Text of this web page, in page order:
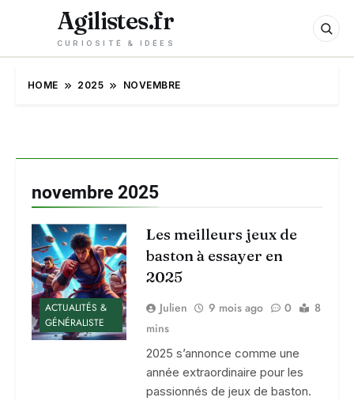
Agilistes.fr
CURIOSITÉ & IDÉES
HOME 2025 NOVEMBRE
novembre 2025
ACTUALITÉS &
GÉNÉRALISTE
Les meilleurs jeux de
baston à essayer en
2025
Julien 9 mois ago 0
8
mins
2025 s’annonce comme une
année extraordinaire pour les
passionnés de jeux de baston.